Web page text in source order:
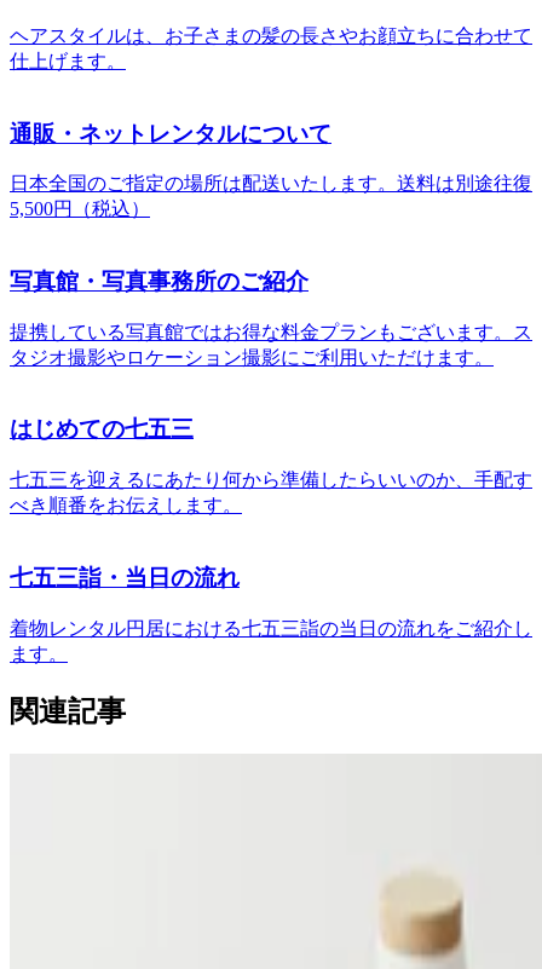
ヘアスタイルは、お子さまの髪の長さやお顔立ちに合わせて
仕上げます。
通販・ネットレンタルについて
日本全国のご指定の場所は配送いたします。送料は別途往復
5,500円（税込）
写真館・写真事務所のご紹介
提携している写真館ではお得な料金プランもございます。ス
タジオ撮影やロケーション撮影にご利用いただけます。
はじめての七五三
七五三を迎えるにあたり何から準備したらいいのか、手配す
べき順番をお伝えします。
七五三詣・当日の流れ
着物レンタル円居における七五三詣の当日の流れをご紹介し
ます。
関連記事